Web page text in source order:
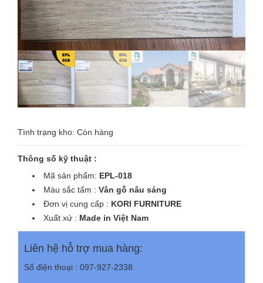
Tình trạng kho: Còn hàng
Thông số kỹ thuật :
Mã sản phẩm: EPL-018
Màu sắc tấm : Vân gỗ nâu sáng
Đơn vị cung cấp : KORI FURNITURE
Xuất xứ : Made in Việt Nam
Liên hệ hỗ trợ mua hàng:
Số điện thoại : 097-927-2338